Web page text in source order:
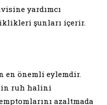
yardımcı
şunları içerir.
en önemli eylemdir.
ruh halini
azaltmada